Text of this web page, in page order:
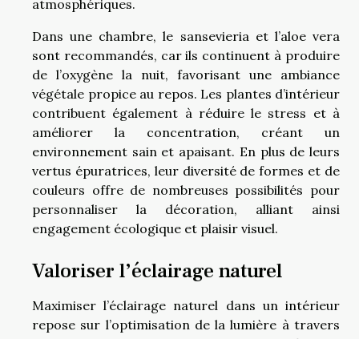
atmosphériques.
Dans une chambre, le sansevieria et l’aloe vera
sont recommandés, car ils continuent à produire
de l’oxygène la nuit, favorisant une ambiance
végétale propice au repos. Les plantes d’intérieur
contribuent également à réduire le stress et à
améliorer la concentration, créant un
environnement sain et apaisant. En plus de leurs
vertus épuratrices, leur diversité de formes et de
couleurs offre de nombreuses possibilités pour
personnaliser la décoration, alliant ainsi
engagement écologique et plaisir visuel.
Valoriser l’éclairage naturel
Maximiser l’éclairage naturel dans un intérieur
repose sur l’optimisation de la lumière à travers